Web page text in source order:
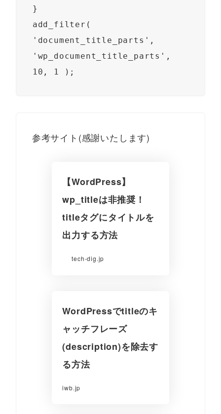
}
add_filter(
'document_title_parts',
'wp_document_title_parts',
10, 1 );
参考サイト(感謝いたします)
【WordPress】
wp_titleは非推奨！
titleタグにタイトルを
出力する方法
tech-dig.jp
WordPressでtitleのキ
ャッチフレーズ
(description)を除去す
る方法
iwb.jp